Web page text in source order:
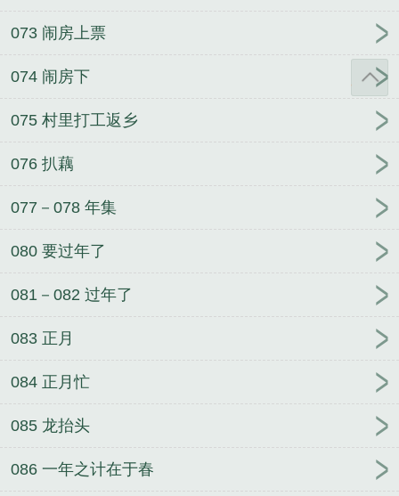
073 闹房上票
074 闹房下
075 村里打工返乡
076 扒藕
077－078 年集
080 要过年了
081－082 过年了
083 正月
084 正月忙
085 龙抬头
086 一年之计在于春